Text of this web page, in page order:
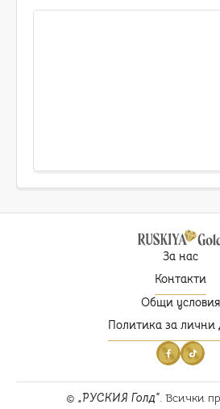
За нас
Контакти
Общи условия
Политика за лични
© РУСКИЯ Голд . Всички